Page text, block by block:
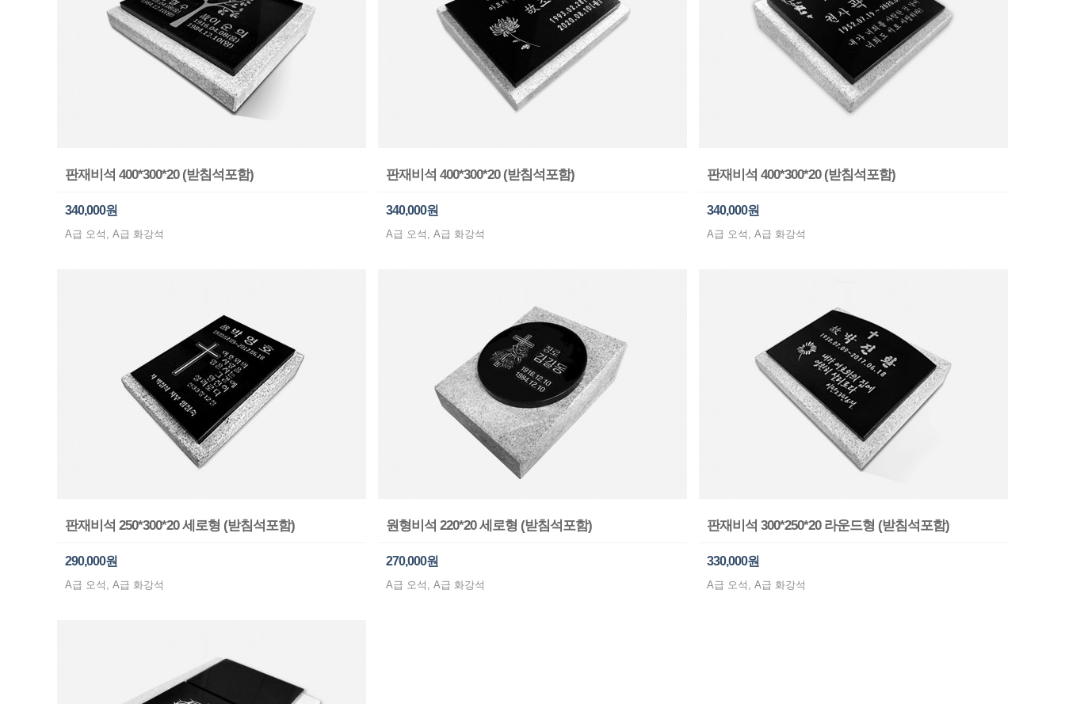
판재비석 400*300*20 (받침석포함)
340,000원
A급 오석, A급 화강석
판재비석 400*300*20 (받침석포함)
340,000원
A급 오석, A급 화강석
판재비석 400*300*20 (받침석포함)
340,000원
A급 오석, A급 화강석
판재비석 250*300*20 세로형 (받침석포함)
290,000원
A급 오석, A급 화강석
원형비석 220*20 세로형 (받침석포함)
270,000원
A급 오석, A급 화강석
판재비석 300*250*20 라운드형 (받침석포함)
330,000원
A급 오석, A급 화강석